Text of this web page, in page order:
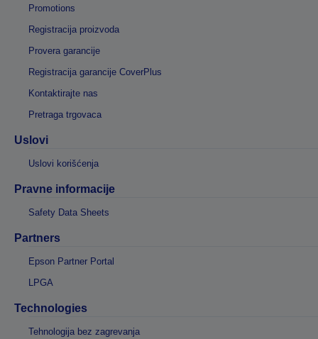
Promotions
Registracija proizvoda
Provera garancije
Registracija garancije CoverPlus
Kontaktirajte nas
Pretraga trgovaca
Uslovi
Uslovi korišćenja
Pravne informacije
Safety Data Sheets
Partners
Epson Partner Portal
LPGA
Technologies
Tehnologija bez zagrevanja